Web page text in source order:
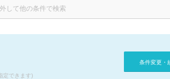
定できます)
条件変更・